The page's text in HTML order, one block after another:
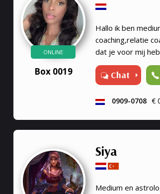
ONLINE
Box 0019
Hallo ik ben
coaching,relatie
dat je voor mij
situatie dan ook
medium jou
Chat
0909-0708 €
Siya
Medium en